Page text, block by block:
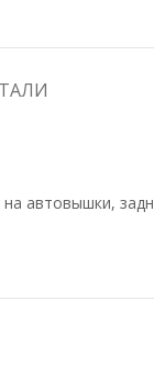
автовышки,